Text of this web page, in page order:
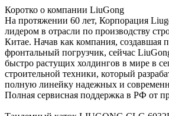
Коротко о компании LiuGong
На протяжении 60 лет, Корпорация
лидером в отрасли по производству
Китае. Начав как компания, создавшая
фронтальный погрузчик, сейчас
быстро растущих холдингов в мире в
строительной техники, который
полную линейку надежных и
Полная сервисная поддержка в РФ от